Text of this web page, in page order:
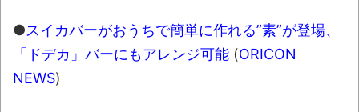
●スイカバーがおうちで簡単に作れる”素”が登場、
「ドデカ」バーにもアレンジ可能 (ORICON
NEWS)